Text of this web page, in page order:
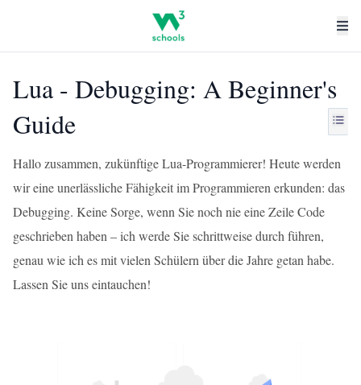
Lua - Debugging: A Beginner's
Guide
Hallo zusammen, zukünftige Lua-Programmierer! Heute werden
wir eine unerlässliche Fähigkeit im Programmieren erkunden: das
Debugging. Keine Sorge, wenn Sie noch nie eine Zeile Code
geschrieben haben – ich werde Sie schrittweise durch führen,
genau wie ich es mit vielen Schülern über die Jahre getan habe.
Lassen Sie uns eintauchen!